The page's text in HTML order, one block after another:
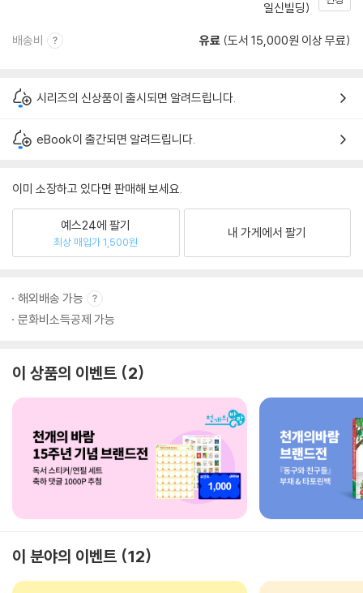
일신빌딩)
배송비 유료 (도서 15,000원 이상 무료)
시리즈의 신상품이 출시되면 알려드립니다.
eBook이 출간되면 알려드립니다.
이미 소장하고 있다면 판매해 보세요.
예스24에 팔기
최상 매입가 1,500원
내 가게에서 팔기
해외배송 가능
문화비소득공제 가능
이 상품의 이벤트 2
이 분야의 이벤트 12